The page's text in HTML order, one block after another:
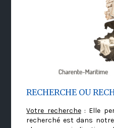
RECHERCHE OU
Votre recherche: Elle
recherché est dans